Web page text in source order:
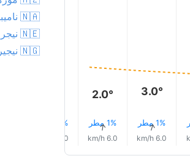
3.0°
1% مطر↑
6.0 km/h
2.0°
1% مطر↑
6.0 km/h
2% مطر
5.0 km/h
🇳🇦 ناميبيا
🇳🇪 نيجر
🇳🇬 نيجيريا